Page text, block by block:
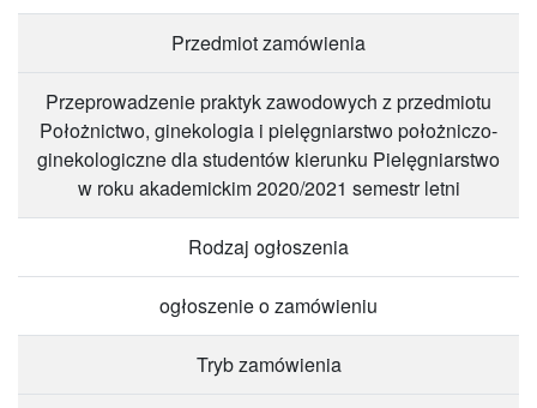
Przedmiot zamówienia
Przeprowadzenie praktyk zawodowych z przedmiotu
Położnictwo, ginekologia i pielęgniarstwo położniczo-
ginekologiczne dla studentów kierunku Pielęgniarstwo
w roku akademickim 2020/2021 semestr letni
Rodzaj ogłoszenia
ogłoszenie o zamówieniu
Tryb zamówienia